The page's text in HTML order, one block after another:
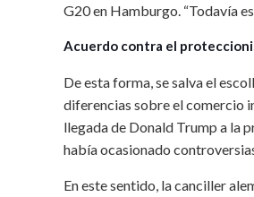
G20 en Hamburgo. “Todavía
Acuerdo contra el
De esta forma, se salva el
diferencias sobre el comercio
llegada de Donald Trump a la
había ocasionado
En este sentido, la canciller